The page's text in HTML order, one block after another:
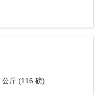
斤 (116 磅)